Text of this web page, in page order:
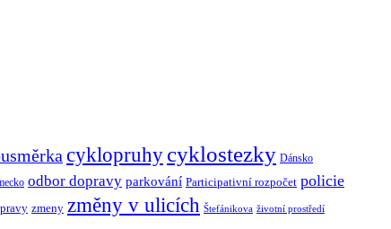
cyklopruhy cyklostezky Dánsko
odbor dopravy parkování Participativní rozpočet policie
zmeny změny v ulicích Štefánikova životní prostředí